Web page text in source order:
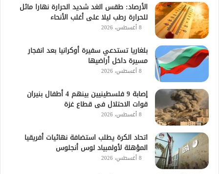
الأرصاد: طقس الغد شديد الحرارة نهارا مائل
للحرارة رطب ليلا على أغلب الأنحاء
8 أغسطس، 2026
بلغاريا تستدعي سفيرة أوكرانيا بعد انفجار
مسيرة داخل أراضيها
8 أغسطس، 2026
إصابة 9 فلسطينيين بينهم 4 أطفال بنيران
قوات الاحتلال فى قطاع غزة
8 أغسطس، 2026
اتحاد الكرة يطلب استضافة نهائيات أفريقيا
المؤهلة لأولمبياد لوس أنجلوس
8 أغسطس، 2026